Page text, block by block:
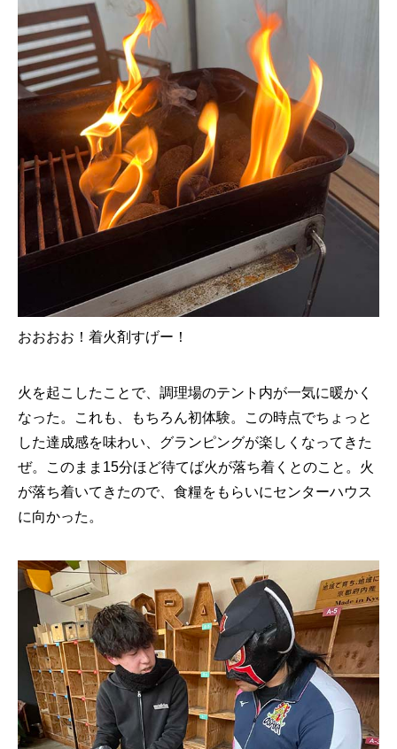
おおおお！着火剤すげー！
火を起こしたことで、調理場のテント内が一気に暖かく
なった。これも、もちろん初体験。この時点でちょっと
した達成感を味わい、グランピングが楽しくなってきた
ぜ。このまま15分ほど待てば火が落ち着くとのこと。火
が落ち着いてきたので、食糧をもらいにセンターハウス
に向かった。